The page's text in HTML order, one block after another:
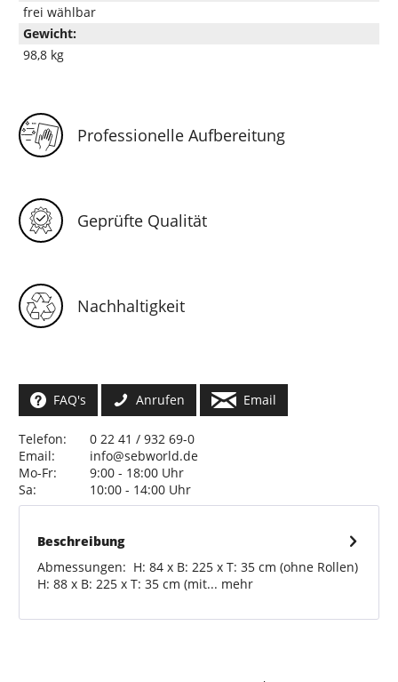
frei wählbar
Gewicht:
98,8 kg
Professionelle Aufbereitung
Geprüfte Qualität
Nachhaltigkeit
FAQ's Anrufen Email
Telefon:
0 22 41 / 932 69-0
Email:
info@sebworld.de
Mo-Fr:
9:00 - 18:00 Uhr
Sa:
10:00 - 14:00 Uhr
Beschreibung
Abmessungen: H: 84 x B: 225 x T: 35 cm (ohne Rollen)
H: 88 x B: 225 x T: 35 cm (mit... mehr